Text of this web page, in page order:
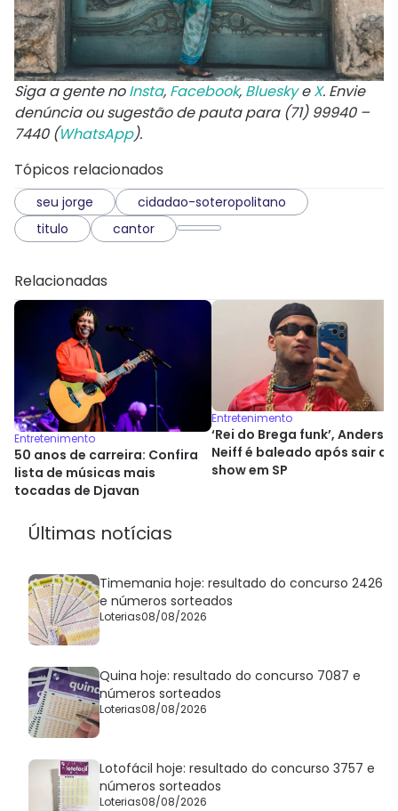
Siga a gente noInsta, Facebook, BlueskyeX. Envie
denúncia ou sugestão de pauta para (71) 99940 –
7440 (WhatsApp).
Tópicos relacionados
seu jorge
cidadao-soteropolitano
titulo
cantor
Relacionadas
Entretenimento
50 anos de carreira: Confira
lista de músicas mais
tocadas de Djavan
Entretenimento
‘Rei do Brega funk’,
Neiff é baleado após sair de
show em SP
Últimas notícias
Timemania hoje: resultado do concurso 2426
e números sorteados
Loterias08/08/2026
Quina hoje: resultado do concurso 7087 e
números sorteados
Loterias08/08/2026
Lotofácil hoje: resultado do concurso 3757 e
números sorteados
Loterias08/08/2026